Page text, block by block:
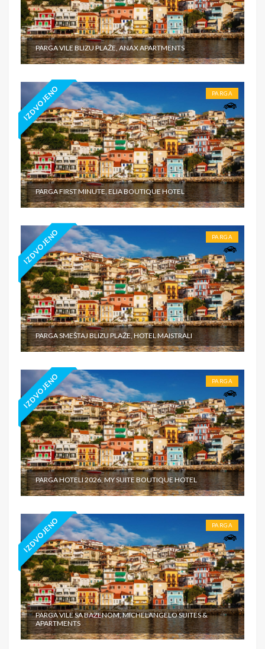
PARGA VILE BLIZU PLAŽE, ANAX APARTMENTS
IZDVOJENO PARGA
PARGA FIRST MINUTE, ELIA BOUTIQUE HOTEL
IZDVOJENO PARGA
PARGA SMEŠTAJ BLIZU PLAŽE, HOTEL MAISTRALI
IZDVOJENO PARGA
PARGA HOTELI 2026, MY SUITE BOUTIQUE HOTEL
IZDVOJENO PARGA
PARGA VILE SA BAZENOM, MICHELANGELO SUITES &
APARTMENTS